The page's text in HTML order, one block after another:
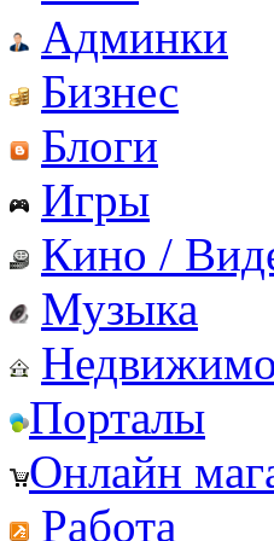
Админки
Бизнес
Блоги
Игры
Кино /
Музыка
Порталы
Онлайн
Работа